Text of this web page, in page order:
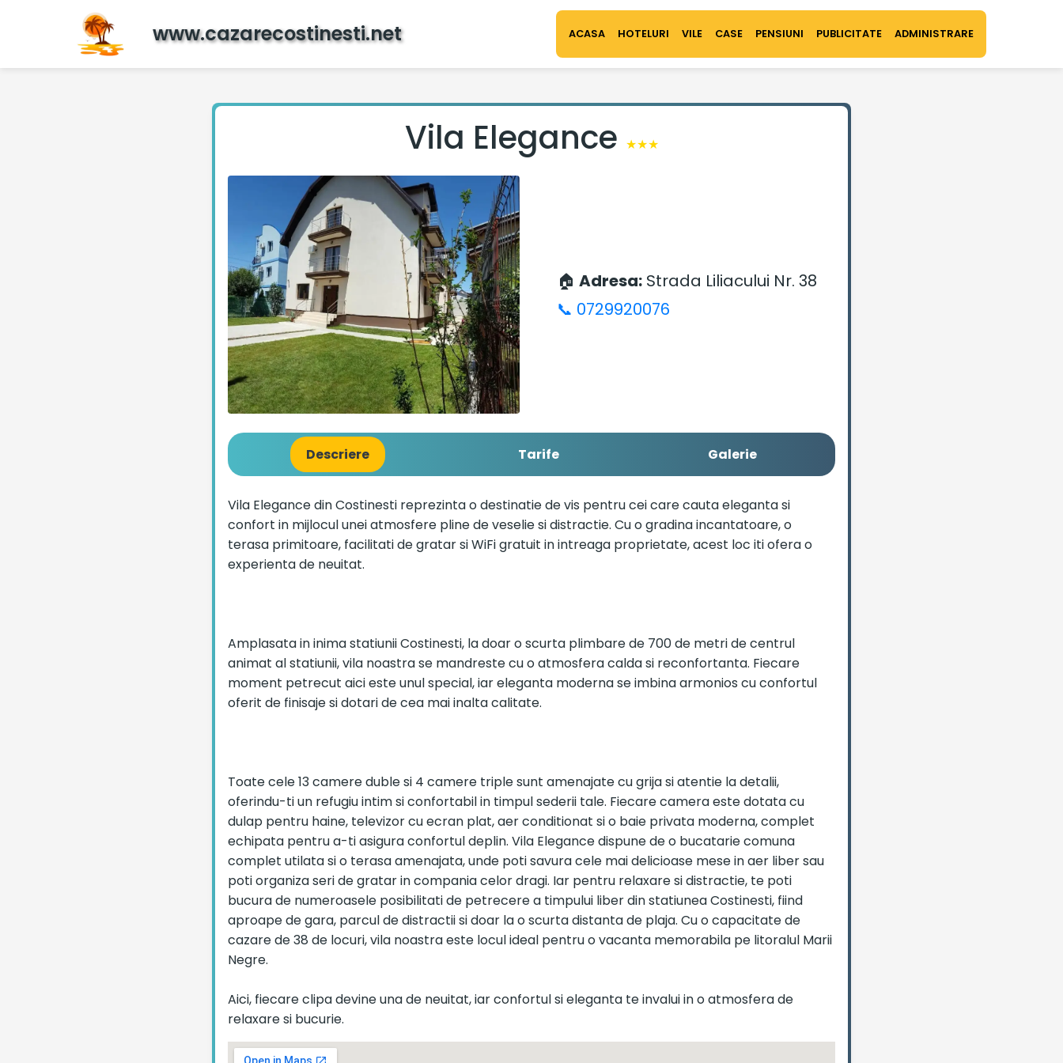
www.cazarecostinesti.net ACASA HOTELURI VILE CASE PENSIUNI PUBLICITATE ADMINISTRARE
Vila Elegance ★★★
🏠 Adresa: Strada Liliacului Nr. 38
📞 0729920076
Descriere Tarife Galerie
Vila Elegance din Costinesti reprezinta o destinatie de vis pentru cei care cauta eleganta si
confort in mijlocul unei atmosfere pline de veselie si distractie. Cu o gradina incantatoare, o
terasa primitoare, facilitati de gratar si WiFi gratuit in intreaga proprietate, acest loc iti ofera o
experienta de neuitat.
Amplasata in inima statiunii Costinesti, la doar o scurta plimbare de 700 de metri de centrul
animat al statiunii, vila noastra se mandreste cu o atmosfera calda si reconfortanta. Fiecare
moment petrecut aici este unul special, iar eleganta moderna se imbina armonios cu confortul
oferit de finisaje si dotari de cea mai inalta calitate.
Toate cele 13 camere duble si 4 camere triple sunt amenajate cu grija si atentie la detalii,
oferindu-ti un refugiu intim si confortabil in timpul sederii tale. Fiecare camera este dotata cu
dulap pentru haine, televizor cu ecran plat, aer conditionat si o baie privata moderna, complet
echipata pentru a-ti asigura confortul deplin. Vila Elegance dispune de o bucatarie comuna
complet utilata si o terasa amenajata, unde poti savura cele mai delicioase mese in aer liber sau
poti organiza seri de gratar in compania celor dragi. Iar pentru relaxare si distractie, te poti
bucura de numeroasele posibilitati de petrecere a timpului liber din statiunea Costinesti, fiind
aproape de gara, parcul de distractii si doar la o scurta distanta de plaja. Cu o capacitate de
cazare de 38 de locuri, vila noastra este locul ideal pentru o vacanta memorabila pe litoralul Marii
Negre.
Aici, fiecare clipa devine una de neuitat, iar confortul si eleganta te invalui in o atmosfera de
relaxare si bucurie.